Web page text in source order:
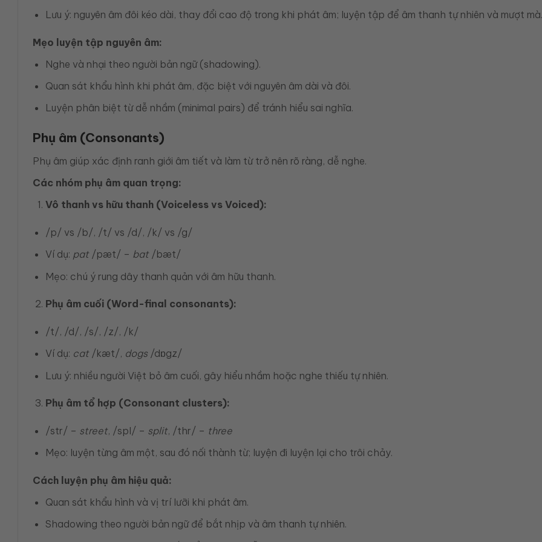
Lưu ý: nguyên âm đôi kéo dài, thay đổi cao độ trong khi phát âm; luyện tập để âm thanh tự nhiên và mượt mà.
Mẹo luyện tập nguyên âm:
Nghe và nhại theo người bản ngữ (shadowing).
Quan sát khẩu hình khi phát âm, đặc biệt với nguyên âm dài và đôi.
Luyện phân biệt từ dễ nhầm (minimal pairs) để tránh hiểu sai nghĩa.
Phụ âm (Consonants)
Phụ âm giúp xác định ranh giới âm tiết và làm từ trở nên rõ ràng, dễ nghe.
Các nhóm phụ âm quan trọng:
Vô thanh vs hữu thanh (Voiceless vs Voiced):
/p/ vs /b/, /t/ vs /d/, /k/ vs /g/
Ví dụ: pat/pæt/ – bat/bæt/
Mẹo: chú ý rung dây thanh quản với âm hữu thanh.
Phụ âm cuối (Word-final consonants):
/t/, /d/, /s/, /z/, /k/
Ví dụ: cat/kæt/, dogs/dɒgz/
Lưu ý: nhiều người Việt bỏ âm cuối, gây hiểu nhầm hoặc nghe thiếu tự nhiên.
Phụ âm tổ hợp (Consonant clusters):
/str/ – street, /spl/ – split, /thr/ – three
Mẹo: luyện từng âm một, sau đó nối thành từ; luyện đi luyện lại cho trôi chảy.
Cách luyện phụ âm hiệu quả:
Quan sát khẩu hình và vị trí lưỡi khi phát âm.
Shadowing theo người bản ngữ để bắt nhịp và âm thanh tự nhiên.